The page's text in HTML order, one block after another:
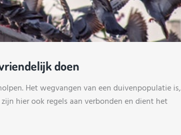
doen
Het wegvangen van een duivenpopulatie is,
hier ook regels aan verbonden en dient het